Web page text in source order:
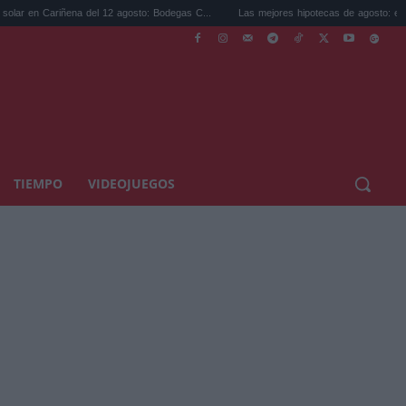
del 12 agosto: Bodegas C... Las mejores hipotecas de agosto: el TAE más
TIEMPO VIDEOJUEGOS